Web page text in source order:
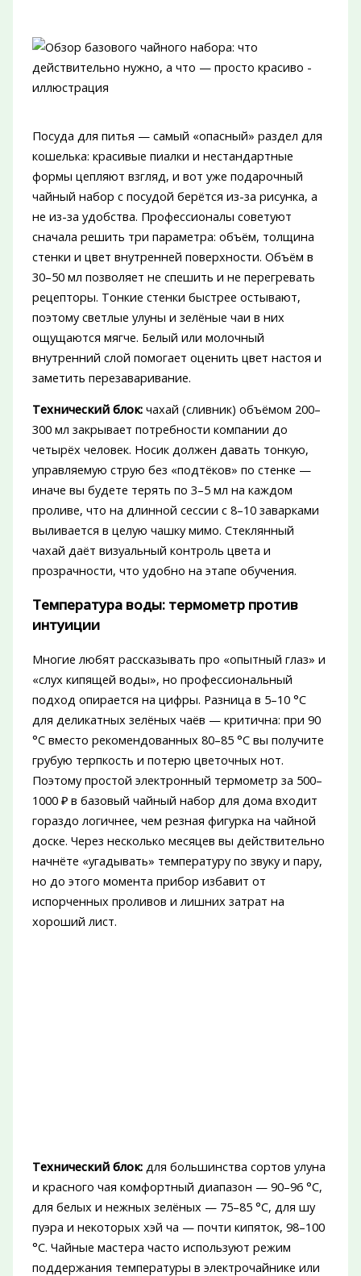
Посуда для питья — самый «опасный» раздел для
кошелька: красивые пиалки и нестандартные
формы цепляют взгляд, и вот уже подарочный
чайный набор с посудой берётся из-за рисунка, а
не из-за удобства. Профессионалы советуют
сначала решить три параметра: объём, толщина
стенки и цвет внутренней поверхности. Объём в
30–50 мл позволяет не спешить и не перегревать
рецепторы. Тонкие стенки быстрее остывают,
поэтому светлые улуны и зелёные чаи в них
ощущаются мягче. Белый или молочный
внутренний слой помогает оценить цвет настоя и
заметить перезаваривание.
Технический блок:чахай (сливник) объёмом 200–
300 мл закрывает потребности компании до
четырёх человек. Носик должен давать тонкую,
управляемую струю без «подтёков» по стенке —
иначе вы будете терять по 3–5 мл на каждом
проливе, что на длинной сессии с 8–10 заварками
выливается в целую чашку мимо. Стеклянный
чахай даёт визуальный контроль цвета и
прозрачности, что удобно на этапе обучения.
Температура воды: термометр против
интуиции
Многие любят рассказывать про «опытный глаз» и
«слух кипящей воды», но профессиональный
подход опирается на цифры. Разница в 5–10 °C
для деликатных зелёных чаёв — критична: при 90
°C вместо рекомендованных 80–85 °C вы получите
грубую терпкость и потерю цветочных нот.
Поэтому простой электронный термометр за 500–
1000 ₽ в базовый чайный набор для дома входит
гораздо логичнее, чем резная фигурка на чайной
доске. Через несколько месяцев вы действительно
начнёте «угадывать» температуру по звуку и пару,
но до этого момента прибор избавит от
испорченных проливов и лишних затрат на
хороший лист.
Технический блок:для большинства сортов улуна
и красного чая комфортный диапазон — 90–96 °C,
для белых и нежных зелёных — 75–85 °C, для шу
пуэра и некоторых хэй ча — почти кипяток, 98–100
°C. Чайные мастера часто используют режим
поддержания температуры в электрочайнике или